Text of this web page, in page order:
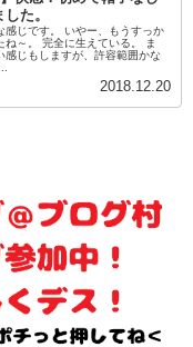
た。
感じです。 いやー、もうすっか
ね～。 完全に生えている。 ま
感じもしますが、許容範囲かな
2018.12.20